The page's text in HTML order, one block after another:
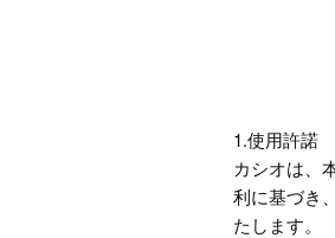
1.使用許諾
カシオは、
利に基づき
たします。